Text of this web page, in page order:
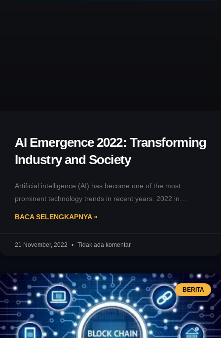
AI Emergence 2022: Transforming
Industry and Society
Artificial intelligence (AI) has become one of the most
prominent technology trends in recent years. 2022 in
BACA SELENGKAPNYA »
21 November, 2022 Tidak ada komentar
BERITA